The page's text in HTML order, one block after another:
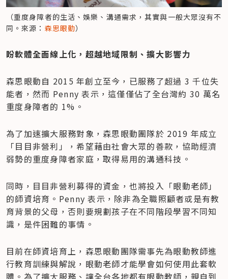
（重度身障者的生活、娛樂、溝通需求，其實與一般大眾沒有不
同。來源： 森思眼動）
盼軟體全面線上化，超越地域限制、擴大影響力
森思眼動自 2015 年創立至今，已服務了超過 3 千位失
能者，然而 Penny 表示，這僅僅佔了全台灣約 30 萬名
重度身障者的 1%。
為了加速擴大服務對象，森思眼動團隊於 2019 年成立
「目目非營利」，希望藉由社會大眾的善款，協助經濟
弱勢的重度身障者家庭，取得易用的溝通科技。
同時，目目非營利募得的資金，也將投入「眼動老師」
的師資培育。Penny 表示，除非為全職照顧者或是有教
育背景的父母，否則要規劃孩子在不同階段學習不同知
識，是件困難的事情。
目前在師資培育上，森思眼動團隊需事先為眼動教師進
行教育訓練與解說，眼動老師才能學會如何使用此套軟
體。為了擴大服務、讓全台各地都有眼動教師，親自到